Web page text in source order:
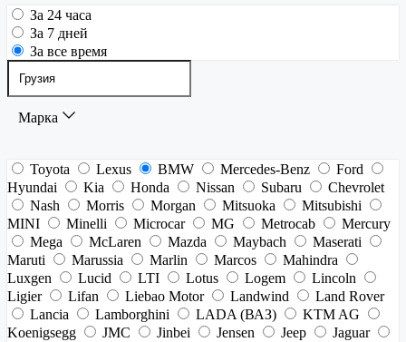
За 24 часа
За 7 дней
За все время
Марка
Toyota Lexus BMW Mercedes-Benz
Ford
Hyundai
Kia Honda Nissan Subaru
Chevrolet
Nash
Morris Morgan Mitsuoka
Mitsubishi
MINI
Minelli Microcar MG Metrocab
Mercury
Mega
McLaren Mazda Maybach
Maserati
Maruti
Marussia Marlin Marcos
Mahindra
Luxgen
Lucid LTI Lotus Logem
Lincoln
Ligier
Lifan Liebao Motor Landwind
Land Rover
Lancia
Lamborghini LADA (ВАЗ)
KTM AG
Koenigsegg
JMC Jinbei Jensen Jeep
Jaguar